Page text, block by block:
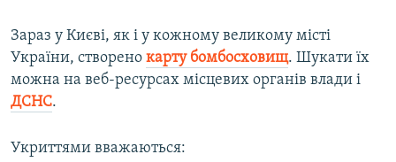
Зараз у Києві, як і у кожному великому місті
України, створено карту бомбосховищ. Шукати їх
можна на веб-ресурсах місцевих органів влади і
ДСНС.
Укриттями вважаються: